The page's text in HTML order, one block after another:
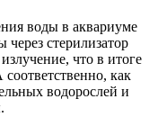
воды в аквариуме
стерилизатор
что в итоге
как
водорослей и